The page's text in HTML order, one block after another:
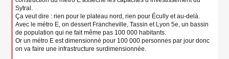
Sytral.
Ça veut dire : rien pour le plateau nord, rien pour Écully et au-delà.
Avec le métro E, on dessert Francheville, Tassin et Lyon 5e, un bassin
de population qui ne fait même pas 100 000 habitants.
Or un métro E est dimensionné pour 100 000 personnes par jour donc
on va faire une infrastructure surdimensionnée.